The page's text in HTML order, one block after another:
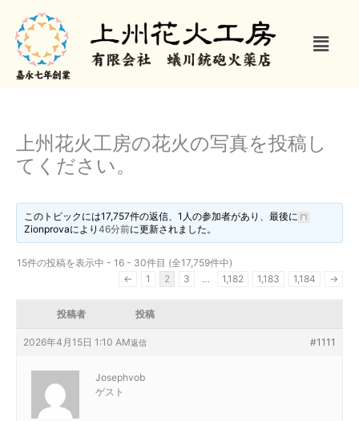
メ
ニ
上州花火工房の花火の写真を投稿し
てください。
このトピックには17,757件の返信、1人の参加者があり、最後に
Zionprovaにより46分前に更新されました。
15件の投稿を表示中 - 16 - 30件目 (全17,759件中)
←
1 2 3 … 1,182 1,183 1,184 →
投稿者 投稿
2026年4月15日 1:10 AM #1111
返信
Josephvob
ゲスト